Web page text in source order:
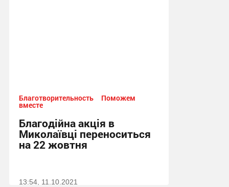
Благотворительность Поможем
вместе
Благодійна акція в
Миколаївці переноситься
на 22 жовтня
13:54, 11.10.2021